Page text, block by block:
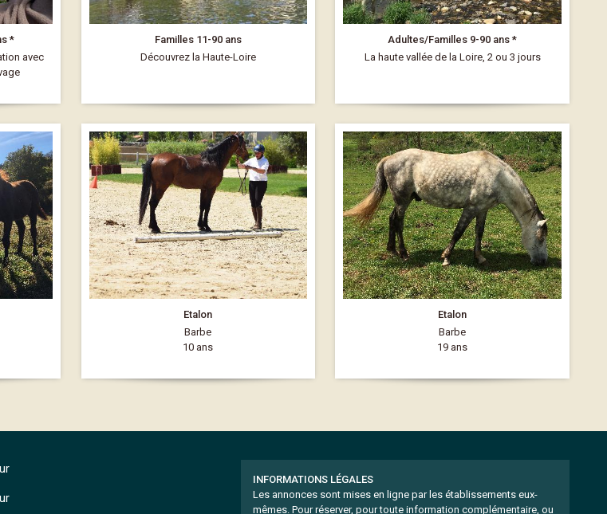
*
avec
Familles 11-90 ans
Découvrez la Haute-Loire
Adultes/Familles 9-90 ans *
La haute vallée de la Loire, 2 ou 3 jours
Etalon
Barbe
10 ans
Etalon
Barbe
19 ans
INFORMATIONS LÉGALES
Les annonces sont mises en ligne par les établissements eux-
mêmes. Pour réserver, pour toute information complémentaire, ou